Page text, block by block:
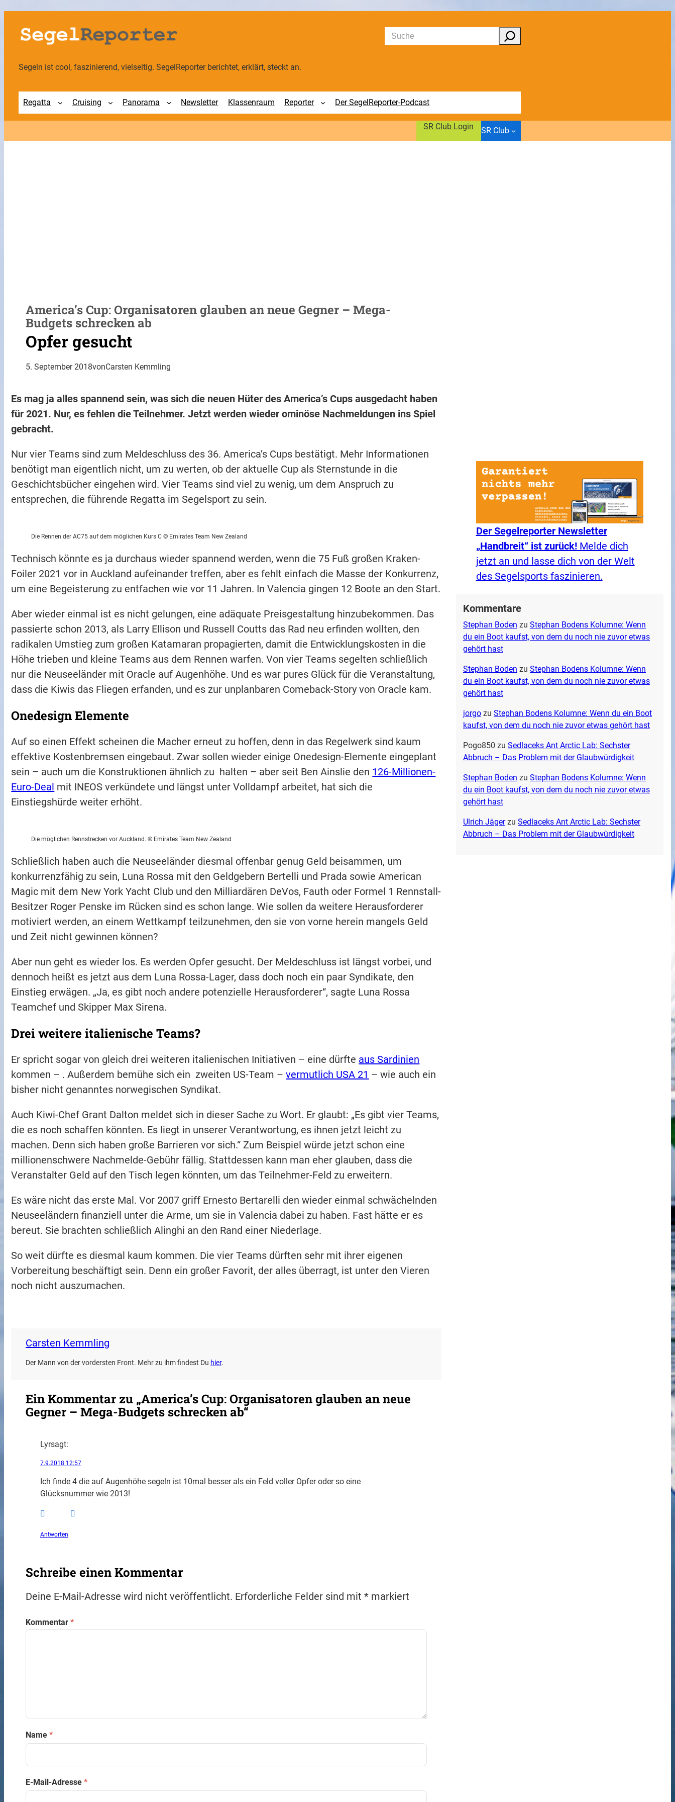
Zum
Inhalt
springen
Suchen
Segeln ist cool, faszinierend, vielseitig. SegelReporter berichtet, erklärt, steckt an.
Regatta Cruising Panorama Newsletter Klassenraum Reporter Der SegelReporter-Podcast
SR Club Login SR Club
America’s Cup: Organisatoren glauben an neue Gegner – Mega-
Budgets schrecken ab
Opfer gesucht
5. September 2018vonCarsten Kemmling
Es mag ja alles spannend sein, was sich die neuen Hüter des America’s Cups ausgedacht haben
für 2021. Nur, es fehlen die Teilnehmer. Jetzt werden wieder ominöse Nachmeldungen ins Spiel
gebracht.
Nur vier Teams sind zum Meldeschluss des 36. America’s Cups bestätigt. Mehr Informationen
benötigt man eigentlich nicht, um zu werten, ob der aktuelle Cup als Sternstunde in die
Geschichtsbücher eingehen wird. Vier Teams sind viel zu wenig, um dem Anspruch zu
entsprechen, die führende Regatta im Segelsport zu sein.
Die Rennen der AC75 auf dem möglichen Kurs C © Emirates Team New Zealand
Technisch könnte es ja durchaus wieder spannend werden, wenn die 75 Fuß großen Kraken-
Foiler 2021 vor in Auckland aufeinander treffen, aber es fehlt einfach die Masse der Konkurrenz,
um eine Begeisterung zu entfachen wie vor 11 Jahren. In Valencia gingen 12 Boote an den Start.
Aber wieder einmal ist es nicht gelungen, eine adäquate Preisgestaltung hinzubekommen. Das
passierte schon 2013, als Larry Ellison und Russell Coutts das Rad neu erfinden wollten, den
radikalen Umstieg zum großen Katamaran propagierten, damit die Entwicklungskosten in die
Höhe trieben und kleine Teams aus dem Rennen warfen. Von vier Teams segelten schließlich
nur die Neuseeländer mit Oracle auf Augenhöhe. Und es war pures Glück für die Veranstaltung,
dass die Kiwis das Fliegen erfanden, und es zur unplanbaren Comeback-Story von Oracle kam.
Onedesign Elemente
Auf so einen Effekt scheinen die Macher erneut zu hoffen, denn in das Regelwerk sind kaum
effektive Kostenbremsen eingebaut. Zwar sollen wieder einige Onedesign-Elemente eingeplant
sein – auch um die Konstruktionen ähnlich zu halten – aber seit Ben Ainslie den 126-Millionen-
Euro-Deal mit INEOS verkündete und längst unter Volldampf arbeitet, hat sich die
Einstiegshürde weiter erhöht.
Die möglichen Rennstrecken vor Auckland. © Emirates Team New Zealand
Schließlich haben auch die Neuseeländer diesmal offenbar genug Geld beisammen, um
konkurrenzfähig zu sein, Luna Rossa mit den Geldgebern Bertelli und Prada sowie American
Magic mit dem New York Yacht Club und den Milliardären DeVos, Fauth oder Formel 1 Rennstall-
Besitzer Roger Penske im Rücken sind es schon lange. Wie sollen da weitere Herausforderer
motiviert werden, an einem Wettkampf teilzunehmen, den sie von vorne herein mangels Geld
und Zeit nicht gewinnen können?
Aber nun geht es wieder los. Es werden Opfer gesucht. Der Meldeschluss ist längst vorbei, und
dennoch heißt es jetzt aus dem Luna Rossa-Lager, dass doch noch ein paar Syndikate, den
Einstieg erwägen. „Ja, es gibt noch andere potenzielle Herausforderer“, sagte Luna Rossa
Teamchef und Skipper Max Sirena.
Drei weitere italienische Teams?
Er spricht sogar von gleich drei weiteren italienischen Initiativen – eine dürfte aus Sardinien
kommen – . Außerdem bemühe sich ein zweiten US-Team –vermutlich USA 21 – wie auch ein
bisher nicht genanntes norwegischen Syndikat.
Auch Kiwi-Chef Grant Dalton meldet sich in dieser Sache zu Wort. Er glaubt: „Es gibt vier Teams,
die es noch schaffen könnten. Es liegt in unserer Verantwortung, es ihnen jetzt leicht zu
machen. Denn sich haben große Barrieren vor sich.“ Zum Beispiel würde jetzt schon eine
millionenschwere Nachmelde-Gebühr fällig. Stattdessen kann man eher glauben, dass die
Veranstalter Geld auf den Tisch legen könnten, um das Teilnehmer-Feld zu erweitern.
Es wäre nicht das erste Mal. Vor 2007 griff Ernesto Bertarelli den wieder einmal schwächelnden
Neuseeländern finanziell unter die Arme, um sie in Valencia dabei zu haben. Fast hätte er es
bereut. Sie brachten schließlich Alinghi an den Rand einer Niederlage.
So weit dürfte es diesmal kaum kommen. Die vier Teams dürften sehr mit ihrer eigenen
Vorbereitung beschäftigt sein. Denn ein großer Favorit, der alles überragt, ist unter den Vieren
noch nicht auszumachen.
Carsten Kemmling
Der Mann von der vordersten Front. Mehr zu ihm findest Du hier.
Ein Kommentar zu „America’s Cup: Organisatoren glauben an neue
Gegner – Mega-Budgets schrecken ab“
Lyrsagt:
7.9.2018 12:57
Ich finde 4 die auf Augenhöhe segeln ist 10mal besser als ein Feld voller Opfer oder so eine
Glücksnummer wie 2013!
Antworten
Schreibe einen Kommentar
Deine E-Mail-Adresse wird nicht veröffentlicht. Erforderliche Felder sind mit* markiert
Kommentar*
Name*
E-Mail-Adresse*
Der Segelreporter Newsletter
„Handbreit“ ist zurück!Melde dich
jetzt an und lasse dich von der Welt
des Segelsports faszinieren.
Kommentare
Stephan Boden zu Stephan Bodens Kolumne: Wenn
du ein Boot kaufst, von dem du noch nie zuvor etwas
gehört hast
Stephan Boden zu Stephan Bodens Kolumne: Wenn
du ein Boot kaufst, von dem du noch nie zuvor etwas
gehört hast
jorgozu Stephan Bodens Kolumne: Wenn du ein Boot
kaufst, von dem du noch nie zuvor etwas gehört hast
Pogo850 zu Sedlaceks Ant Arctic Lab: Sechster
Abbruch – Das Problem mit der Glaubwürdigkeit
Stephan Boden zu Stephan Bodens Kolumne: Wenn
du ein Boot kaufst, von dem du noch nie zuvor etwas
gehört hast
Ulrich Jägerzu Sedlaceks Ant Arctic Lab: Sechster
Abbruch – Das Problem mit der Glaubwürdigkeit